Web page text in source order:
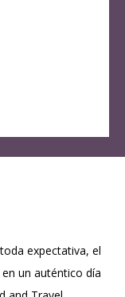
expectativa, el
un auténtico día